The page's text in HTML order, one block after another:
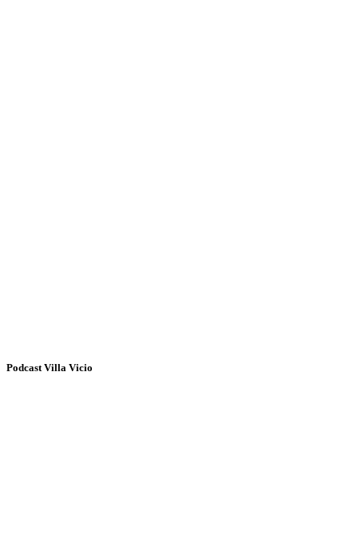
Podcast Villa Vicio